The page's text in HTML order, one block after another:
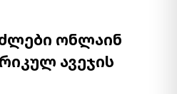
ონლაინ
ავეჯის